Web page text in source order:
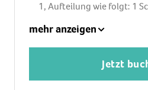
1, Aufteilung wie folgt: 1
Heizung: zentral gesteuert
Safe
mehr anzeigen
Jetzt